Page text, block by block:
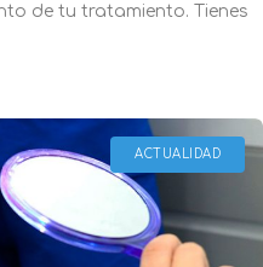
de tu tratamiento. Tienes
ACTUALIDAD